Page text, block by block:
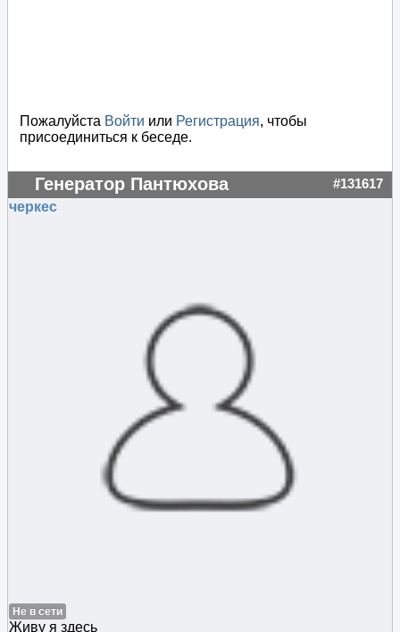
Пожалуйста Войти или Регистрация, чтобы
присоединиться к беседе.
Генератор Пантюхова #131617
черкес
Не в сети
Живу я здесь